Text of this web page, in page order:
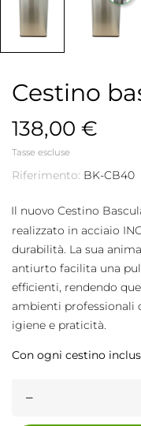
Cestino
138,00 €
Tasse escluse
Riferimento: BK-CB40
Il nuovo Cestino
realizzato in acciaio
durabilità. La sua
antiurto facilita una
efficienti, rendendo
ambienti professionali
igiene e praticità.
Con ogni cestino
–